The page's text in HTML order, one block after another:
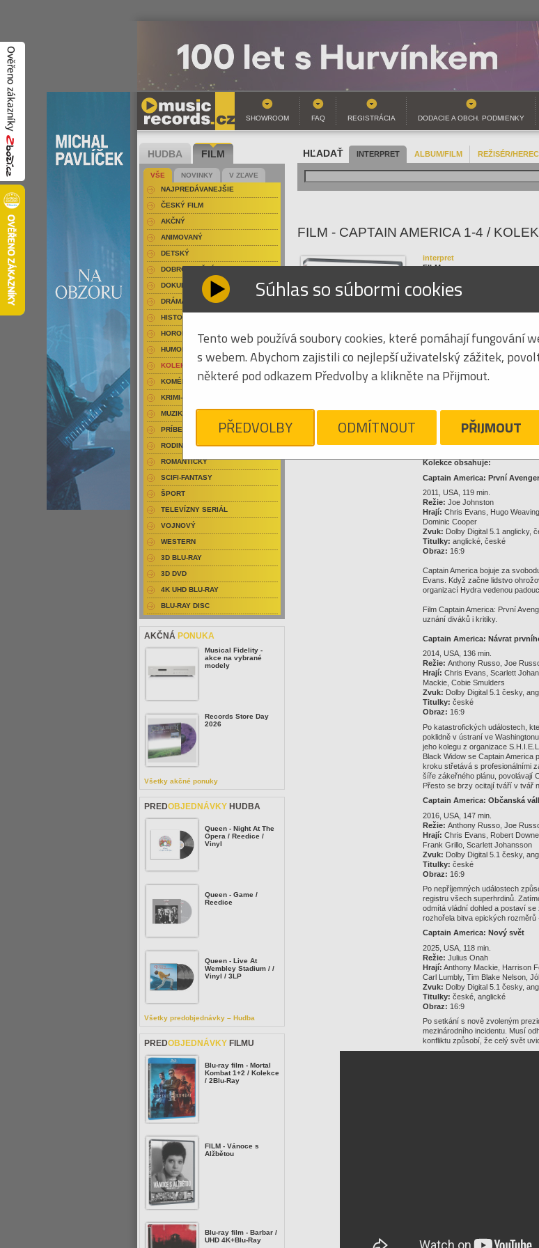
SHOWROOM
FAQ REGISTRÁCIA DODACIE A OBCH. PODMIENKY
HĽADAŤ INTERPRET ALBUM/FILM REŽISÉR/HEREC
FILM - CAPTAIN AMERICA 1-4 /
Kliknite pre zväčšenie
interpret
FILM
názov
Captain America 1-4 /
EAN
24,68 €
Strážny pes
Kolekce obsahuje:
Captain America: První Avenger
2011, USA, 119 min.
Režie: Joe Johnston
Hrají: Chris Evans, Hugo
Dominic Cooper
Zvuk: Dolby Digital 5.1 anglicky,
Titulky: anglické, české
Obraz: 16:9
Captain America bojuje za
Evans. Když začne lidstvo
organizací Hydra vedenou
Film Captain America: První
uznání diváků i kritiky.
Captain America: Návrat
2014, USA, 136 min.
Režie: Anthony Russo, Joe
Hrají: Chris Evans, Scarlett
Mackie, Cobie Smulders
Zvuk: Dolby Digital 5.1 česky,
Titulky: české
Obraz: 16:9
Po katastrofických událostech,
poklidně v ústraní ve
jeho kolegu z organizace
Black Widow se Captain
kroku střetává s profesionálními
šíře zákeřného plánu, povolávají
Přesto se brzy ocitají tváří v tvář
Captain America: Občanská
2016, USA, 147 min.
Režie: Anthony Russo, Joe
Hrají: Chris Evans, Robert
Frank Grillo, Scarlett Johansson
Zvuk: Dolby Digital 5.1 česky,
Titulky: české
Obraz: 16:9
Po nepříjemných událostech
registru všech superhrdinů.
odmítá vládní dohled a postaví
rozhořela bitva epických rozměrů
Captain America: Nový svět
2025, USA, 118 min.
Režie: Julius Onah
Hrají: Anthony Mackie, Harrison
Carl Lumbly, Tim Blake Nelson,
Zvuk: Dolby Digital 5.1 česky,
Titulky: české, anglické
Obraz: 16:9
Po setkání s nově zvoleným
mezinárodního incidentu. Musí
konfliktu způsobí, že celý svět
HUDBA FILM
VŠE NOVINKY
V ZĽAVE
NAJPREDÁVANEJŠIE
ČESKÝ FILM
AKČNÝ
ANIMOVANÝ
DETSKÝ
DOBRODRUŽNÝ
DOKUMENT-PRÍRODOPISNÝ
DRÁMA
HISTORICKÝ
HOROR
HUMOR
KOLEKCIA
KOMÉDIA
KRIMI-THRILLER
MUZIKÁL
PRÍBEH
RODINNÝ
ROMANTICKÝ
SCIFI-FANTASY
ŠPORT
TELEVÍZNY SERIÁL
VOJNOVÝ
WESTERN
3D BLU-RAY
3D DVD
4K UHD BLU-RAY
BLU-RAY DISC
AKČNÁ PONUKA
Musical Fidelity -
akce na vybrané
modely
Records Store Day
2026
Všetky akčné ponuky
PREDOBJEDNÁVKY HUDBA
Queen - Night At The
Opera / Reedice /
Vinyl
Queen - Game /
Reedice
Queen - Live At
Wembley Stadium / /
Vinyl / 3LP
Všetky predobjednávky – Hudba
PREDOBJEDNÁVKY FILMU
Blu-ray film - Mortal
Kombat 1+2 / Kolekce
/ 2Blu-Ray
FILM - Vánoce s
Alžbětou
Blu-ray film - Barbar /
UHD 4K+Blu-Ray
Súhlas so súbormi cookies
Tento web používá soubory cookies, které pomáhají fungování
s webem. Abychom zajistili co nejlepší uživatelský zážitek,
některé pod odkazem Předvolby a klikněte na Přijmout.
PŘEDVOLBY ODMÍTNOUT PŘIJMOUT